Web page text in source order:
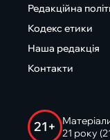
Редакційна
Кодекс етики
Наша редакція
Контакти
21+
21 року